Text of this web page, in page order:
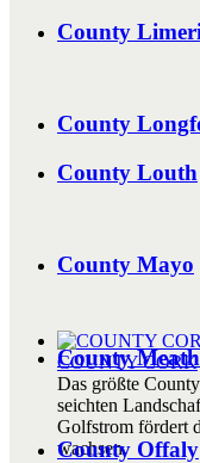
COUNTY CORK
Das größte
seichten
Golfstrom fördert
wachsen.
County
County
County Louth
County Mayo
County Meath
County Offaly